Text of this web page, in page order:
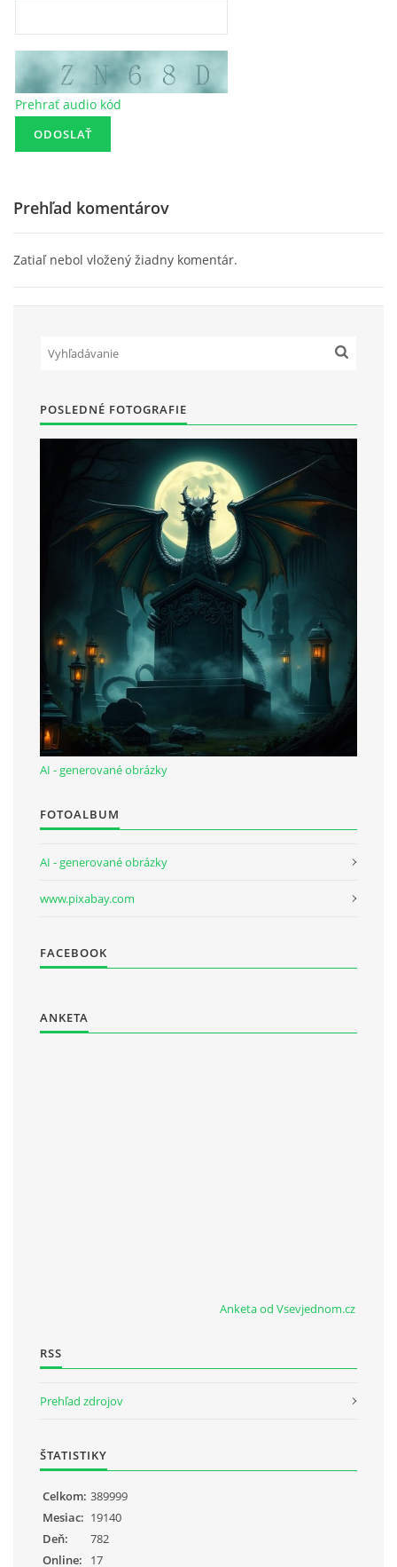
Prehrať audio kód
Prehľad komentárov
Zatiaľ nebol vložený žiadny komentár.
POSLEDNÉ FOTOGRAFIE
AI - generované obrázky
FOTOALBUM
AI - generované obrázky
www.pixabay.com
FACEBOOK
ANKETA
Anketa od Vsevjednom.cz
RSS
Prehľad zdrojov
ŠTATISTIKY
Online: 17
Celkom: 389999
Mesiac: 19140
Deň:
782